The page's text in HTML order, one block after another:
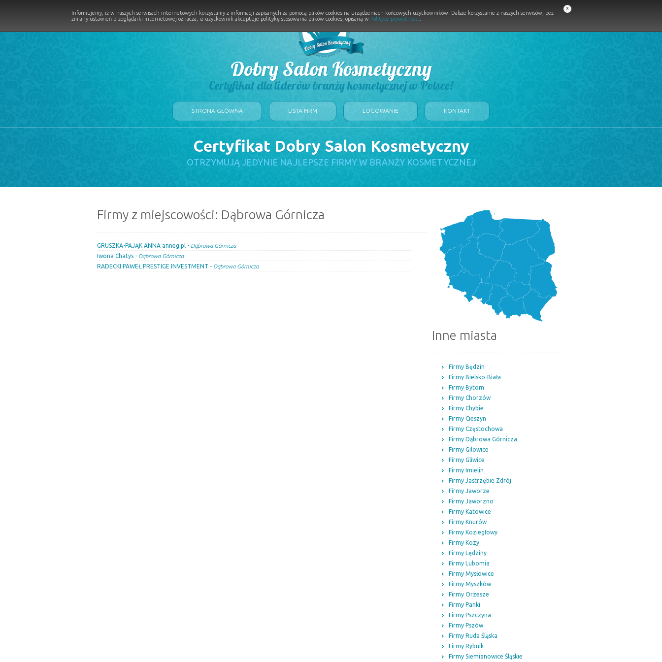
Dobry Salon Kosmetyczny
Certyfikat dla liderów branży kosmetycznej w Polsce!
STRONA GŁÓWNA LISTA FIRM LOGOWANIE KONTAKT
Certyfikat Dobry Salon Kosmetyczny
OTRZYMUJĄ JEDYNIE NAJLEPSZE FIRMY W BRANŻY KOSMETYCZNEJ
Firmy z miejscowości: Dąbrowa Górnicza
GRUSZKA-PAJĄK ANNA anneg.pl - Dąbrowa Górnicza
Iwona Chatys - Dąbrowa Górnicza
RADECKI PAWEŁ PRESTIGE INVESTMENT - Dąbrowa Górnicza
Inne miasta
Firmy Będzin
Firmy Bielsko-Biała
Firmy Bytom
Firmy Chorzów
Firmy Chybie
Firmy Cieszyn
Firmy Częstochowa
Firmy Dąbrowa Górnicza
Firmy Gilowice
Firmy Gliwice
Firmy Imielin
Firmy Jastrzębie Zdrój
Firmy Jaworze
Firmy Jaworzno
Firmy Katowice
Firmy Knurów
Firmy Koziegłowy
Firmy Kozy
Firmy Lędziny
Firmy Lubomia
Firmy Mysłowice
Firmy Myszków
Firmy Orzesze
Firmy Panki
Firmy Pszczyna
Firmy Pszów
Firmy Ruda Śląska
Firmy Rybnik
Firmy Siemianowice Śląskie
Informujemy, iż w naszych serwisach internetowych korzystamy z informacji zapisanych za pomocą plików cookies na urządzeniach końcowych użytkowników. Dalsze korzystanie z naszych serwisów, bez
zmiany ustawień przeglądarki internetowej oznacza, iż użytkownik akceptuje politykę stosowania plików cookies, opisaną w Polityce prywatności
x